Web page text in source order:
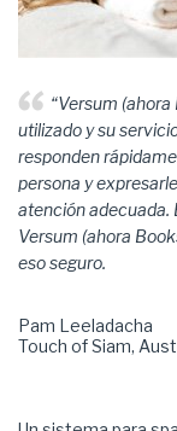
“Versum
utilizado y su
responden
persona y
atención adecuada.
Versum (ahora
eso seguro.
Pam Leeladacha
Touch of Siam,